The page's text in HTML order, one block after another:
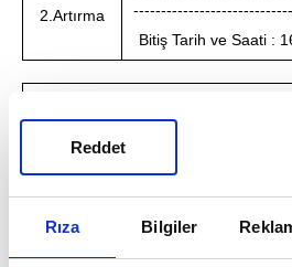
Rıza Bilgiler
Reddet
2.Artırma
Bitiş Tarih ve Saati :
:İSTANBUL İl ,
Mahalle/Mevki , 1947 Ada No , 100
Arsa Payı , 18.698,54 Yüz
Artırma Bilgileri